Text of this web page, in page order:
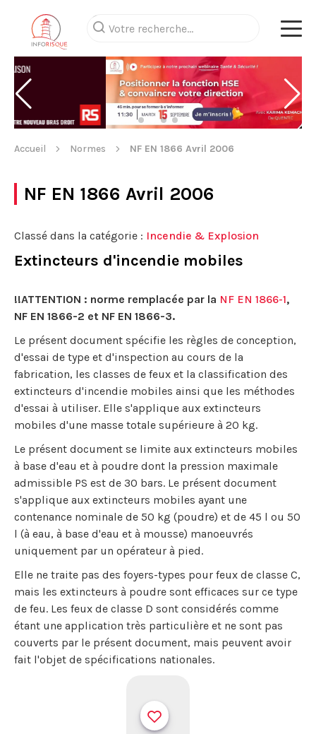
Accueil Normes NF EN 1866 Avril 2006
NF EN 1866 Avril 2006
Classé dans la catégorie : Incendie & Explosion
Extincteurs d'incendie mobiles
!!ATTENTION : norme remplacée par la NF EN 1866-1,
NF EN 1866-2 et NF EN 1866-3.
Le présent document spécifie les règles de conception,
d'essai de type et d'inspection au cours de la
fabrication, les classes de feux et la classification des
extincteurs d'incendie mobiles ainsi que les méthodes
d'essai à utiliser. Elle s'applique aux extincteurs
mobiles d'une masse totale supérieure à 20 kg.
Le présent document se limite aux extincteurs mobiles
à base d'eau et à poudre dont la pression maximale
admissible PS est de 30 bars. Le présent document
s'applique aux extincteurs mobiles ayant une
contenance nominale de 50 kg (poudre) et de 45 l ou 50
l (à eau, à base d'eau et à mousse) manoeuvrés
uniquement par un opérateur à pied.
Elle ne traite pas des foyers-types pour feux de classe C,
mais les extincteurs à poudre sont efficaces sur ce type
de feu. Les feux de classe D sont considérés comme
étant une application très particulière et ne sont pas
couverts par le présent document, mais peuvent avoir
fait l'objet de spécifications nationales.